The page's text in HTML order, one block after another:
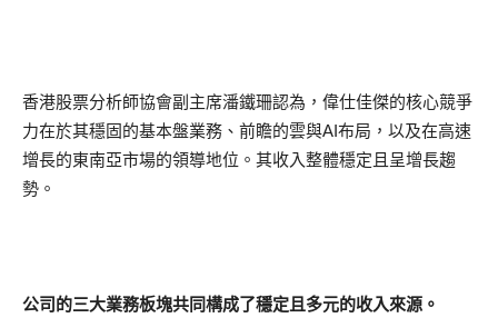
香港股票分析師協會副主席潘鐵珊認為，偉仕佳傑的核心競爭
力在於其穩固的基本盤業務、前瞻的雲與AI布局，以及在高速
增長的東南亞市場的領導地位。其收入整體穩定且呈增長趨
勢。
公司的三大業務板塊共同構成了穩定且多元的收入來源。